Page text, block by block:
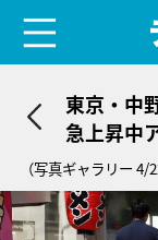
東京・中
急上昇中
す！
（写真ギャラリー 4/